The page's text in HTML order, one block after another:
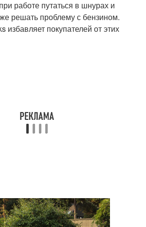
работе путаться в шнурах и
решать проблему с бензином.
избавляет покупателей от этих